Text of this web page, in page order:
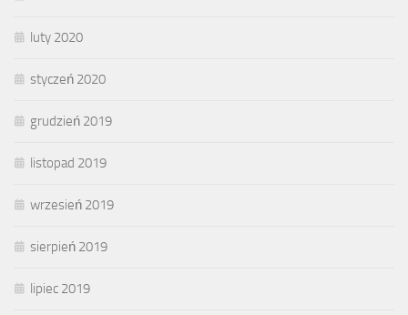
luty 2020
styczeń 2020
grudzień 2019
listopad 2019
wrzesień 2019
sierpień 2019
lipiec 2019